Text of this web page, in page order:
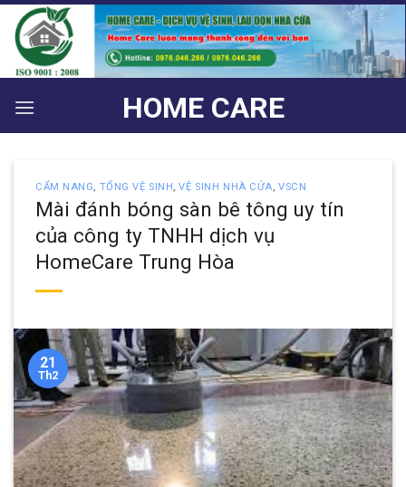
Bỏ
qua
nội
dung
HOME CARE
CẨM NANG, TỔNG VỆ SINH,VỆ SINH NHÀ CỬA, VSCN
Mài đánh bóng sàn bê tông uy tín
của công ty TNHH dịch vụ
HomeCare Trung Hòa
21
Th2